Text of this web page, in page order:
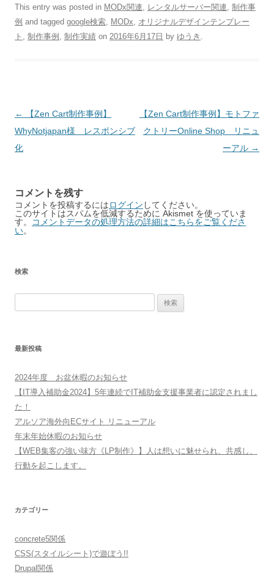
This entry was posted in MODx関連, レンタルサーバー関連, 制作事
例 and tagged google検索, MODx, オリジナルデザインテンプレー
ト , 制作事例 , 制作実績 on 2016年6月17日 by ゆうき .
Post
navigation
←
【Zen Cart制作事例】
WhyNotjapan様 レスポンシブ
化
【Zen Cart制作事例】モトファ
クトリーOnline Shop リニュ
ーアル →
コメントを残す
コメントを投稿するにはログイン してください。
このサイトはスパムを低減するために Akismet を使っていま
す。
コメントデータの処理方法の詳細はこちらをご覧くださ
い。
検索
最新投稿
2024年度 お盆休暇のお知らせ
【IT導入補助金2024】5年連続でIT補助金支援事業者に認定されまし
た！
アルソア海外向ECサイト リニューアル
年末年始休暇のお知らせ
【WEB集客の強い味方《LP制作》】人は想いに魅せられ、共感し、
行動を起こします。
カテゴリー
concrete5関係
CSS(スタイルシート)で遊ぼう!!
Drupal関係